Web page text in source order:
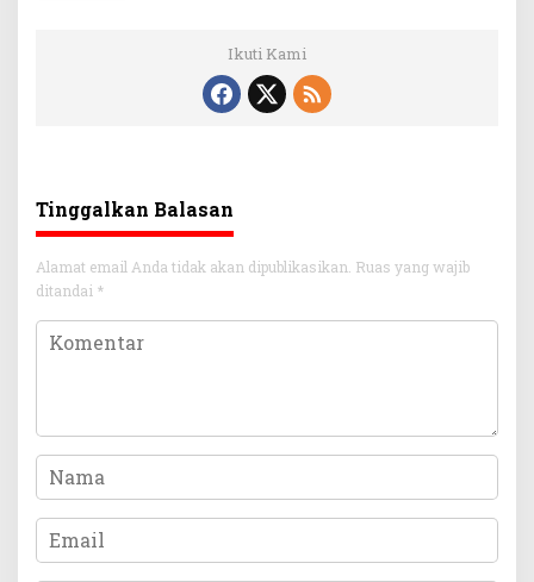
Ikuti Kami
Tinggalkan Balasan
Alamat email Anda tidak akan dipublikasikan. Ruas yang wajib
ditandai *